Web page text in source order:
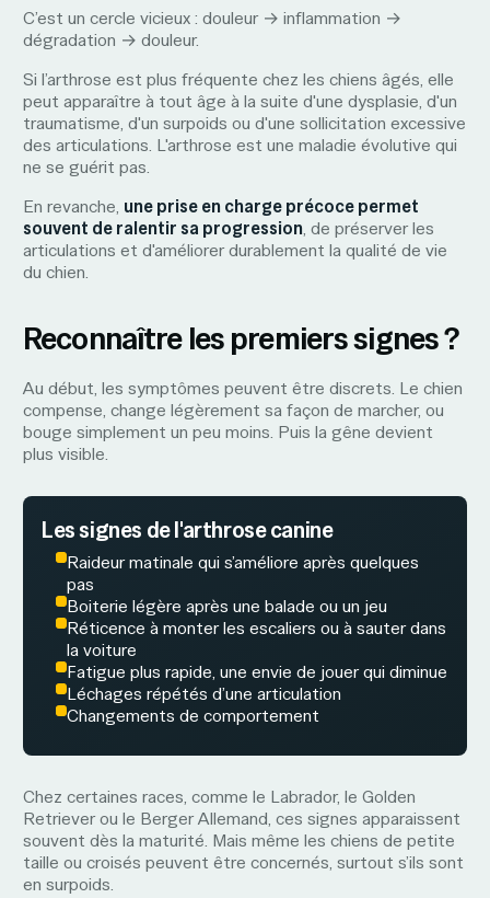
C’est un cercle vicieux : douleur → inflammation →
dégradation → douleur.
Si l’arthrose est plus fréquente chez les chiens âgés, elle
peut apparaître à tout âge à la suite d'une dysplasie, d'un
traumatisme, d'un surpoids ou d'une sollicitation excessive
des articulations. L'arthrose est une maladie évolutive qui
ne se guérit pas.
En revanche, une prise en charge précoce permet
souvent de ralentir sa progression, de préserver les
articulations et d'améliorer durablement la qualité de vie
du chien.
Reconnaître les premiers signes ?
Au début, les symptômes peuvent être discrets. Le chien
compense, change légèrement sa façon de marcher, ou
bouge simplement un peu moins. Puis la gêne devient
plus visible.
Les signes de l'arthrose canine
Raideur matinale qui s’améliore après quelques
pas
Boiterie légère après une balade ou un jeu
Réticence à monter les escaliers ou à sauter dans
la voiture
Fatigue plus rapide, une envie de jouer qui diminue
Léchages répétés d’une articulation
Changements de comportement
Chez certaines races, comme le Labrador, le Golden
Retriever ou le Berger Allemand, ces signes apparaissent
souvent dès la maturité. Mais même les chiens de petite
taille ou croisés peuvent être concernés, surtout s’ils sont
en surpoids.